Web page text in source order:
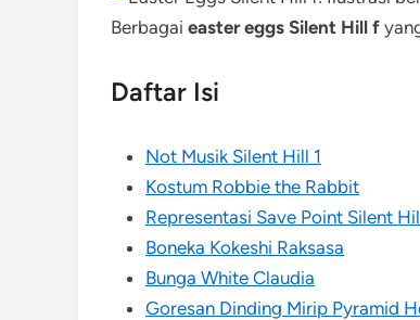
Berbagai easter eggs Silent Hill f
Daftar Isi
Not Musik Silent Hill 1
Kostum Robbie the Rabbit
Representasi Save Point Silent
Boneka Kokeshi Raksasa
Bunga White Claudia
Goresan Dinding Mirip Pyramid